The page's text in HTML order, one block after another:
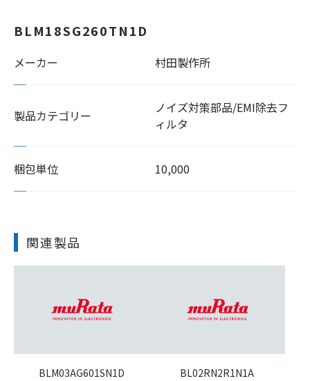
BLM18SG260TN1D
メーカー 村田製作所
製品カテゴリー
ノイズ対策部品/EMI除去フ
ィルタ
梱包単位 10,000
関連製品
BLM03AG601SN1D
BL02RN2R1N1A